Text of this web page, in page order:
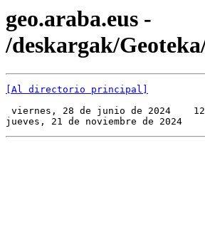
geo.araba.eus -
/deskargak/
[Al directorio principal]
viernes, 28 de junio de 2024
jueves, 21 de noviembre de